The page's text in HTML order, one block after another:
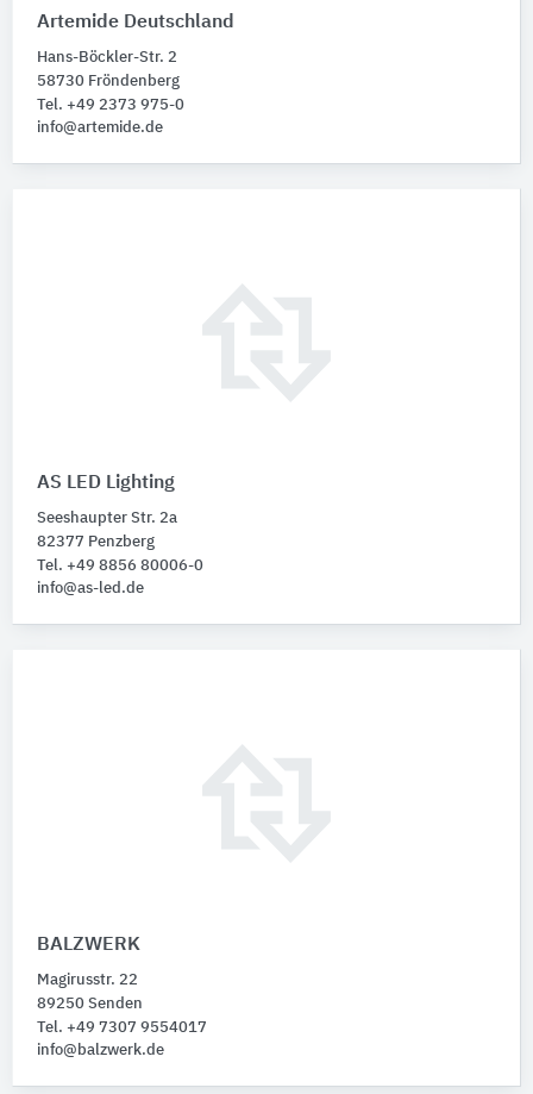
Artemide Deutschland
Hans-Böckler-Str. 2
58730 Fröndenberg
Tel. +49 2373 975-0
info@artemide.de
AS LED Lighting
Seeshaupter Str. 2a
82377 Penzberg
Tel. +49 8856 80006-0
info@as-led.de
BALZWERK
Magirusstr. 22
89250 Senden
Tel. +49 7307 9554017
info@balzwerk.de